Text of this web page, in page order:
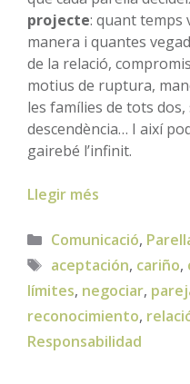
projecte: quant temps
manera i quantes
de la relació,
motius de ruptura,
les famílies de tots
descendència… I així
gairebé l’infinit.
Llegir més
Categories
Comunicació,
Etiquetes
aceptación, cariño,
límites, negociar,
reconocimiento,
Responsabilidad